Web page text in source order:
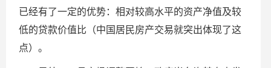
已经有了一定的优势：相对较高水平的资产净值及较
低的贷款价值比（中国居民房产交易就突出体现了这
点）。